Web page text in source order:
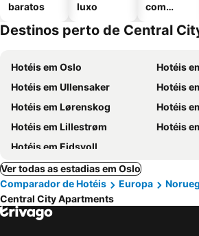
baratos
luxo
com
Destinos perto de Central
Hotéis em Oslo
Hotéis
Hotéis em Ullensaker
Hotéis
Hotéis em Lørenskog
Hotéis
Hotéis em Lillestrøm
Hotéis
Hotéis em Eidsvoll
Ver todas as estadias em Oslo
Comparador de Hotéis
Europa
Central City Apartments